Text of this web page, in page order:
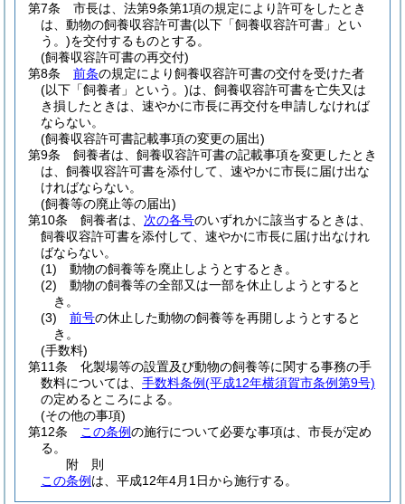
第7条
市長は、法第9条第1項の規定により許可をしたとき
は、動物の飼養収容許可書(以下「飼養収容許可書」とい
う。)を交付するものとする。
(飼養収容許可書の再交付)
第8条
前条の規定により飼養収容許可書の交付を受けた者
(以下「飼養者」という。)は、飼養収容許可書を亡失又は
き損したときは、速やかに市長に再交付を申請しなければ
ならない。
(飼養収容許可書記載事項の変更の届出)
第9条
飼養者は、飼養収容許可書の記載事項を変更したとき
は、飼養収容許可書を添付して、速やかに市長に届け出な
ければならない。
(飼養等の廃止等の届出)
第10条
飼養者は、 次の各号のいずれかに該当するときは、
飼養収容許可書を添付して、速やかに市長に届け出なけれ
ばならない。
(1)
動物の飼養等を廃止しようとするとき。
(2)
動物の飼養等の全部又は一部を休止しようとすると
き。
(3)
前号の休止した動物の飼養等を再開しようとすると
き。
(手数料)
第11条
化製場等の設置及び動物の飼養等に関する事務の手
数料については、 手数料条例(平成12年横須賀市条例第9号)
の定めるところによる。
(その他の事項)
第12条
この条例の施行について必要な事項は、市長が定め
る。
附 則
この条例 は、平成12年4月1日から施行する。